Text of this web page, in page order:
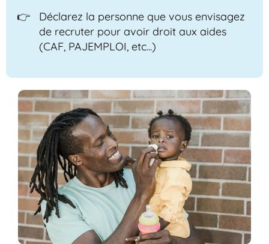
Déclarez la personne que vous envisagez
de recruter pour avoir droit aux aides
(CAF, PAJEMPLOI, etc...)